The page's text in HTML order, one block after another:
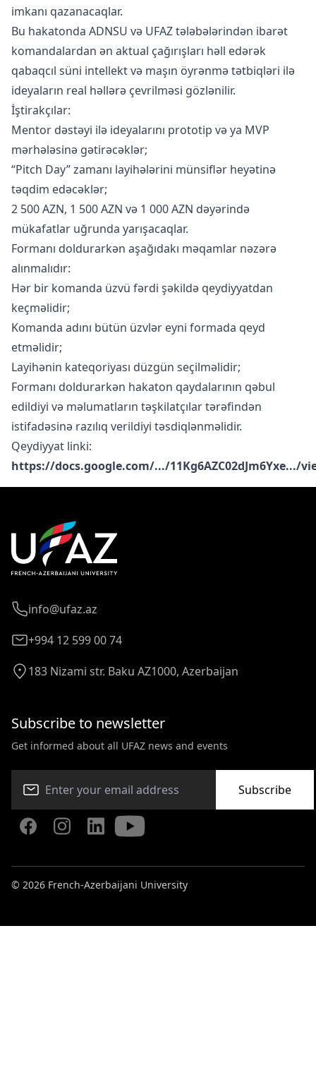
imkanı qazanacaqlar.
Bu hakatonda ADNSU və UFAZ tələbələrindən ibarət
komandalardan ən aktual çağırışları həll edərək
qabaqcıl süni intellekt və maşın öyrənmə tətbiqləri ilə
ideyaların real həllərə çevrilməsi gözlənilir.
İştirakçılar:
Mentor dəstəyi ilə ideyalarını prototip və ya MVP
mərhələsinə gətirəcəklər;
“Pitch Day” zamanı layihələrini münsiflər heyətinə
təqdim edəcəklər;
2 500 AZN, 1 500 AZN və 1 000 AZN dəyərində
mükafatlar uğrunda yarışacaqlar.
Formanı doldurarkən aşağıdakı məqamlar nəzərə
alınmalıdır:
Hər bir komanda üzvü fərdi şəkildə qeydiyyatdan
keçməlidir;
Komanda adını bütün üzvlər eyni formada qeyd
etməlidir;
Layihənin kateqoriyası düzgün seçilməlidir;
Formanı doldurarkən hakaton qaydalarının qəbul
edildiyi və məlumatların təşkilatçılar tərəfindən
istifadəsinə razılıq verildiyi təsdiqlənməlidir.
Qeydiyyat linki:
https://docs.google.com/.../11Kg6AZC02dJm6Yxe.../
info@ufaz.az
+994 12 599 00 74
183 Nizami str. Baku AZ1000, Azerbaijan
Subscribe to newsletter
Get informed about all UFAZ news and events
Subscribe
© 2026 French-Azerbaijani University